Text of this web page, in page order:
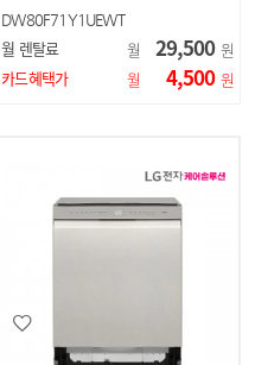
DW80F71Y1UEWT
월 렌탈료 월 29,500 원
카드혜택가
월 4,500 원